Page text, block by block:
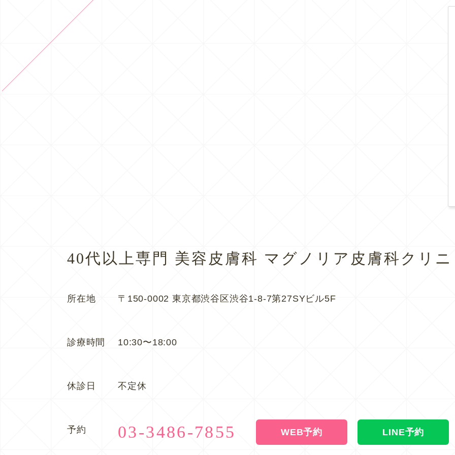
40代以上専門 美容皮膚科 マグノリア皮膚科クリ
所在地 〒150-0002 東京都渋谷区渋谷1-8-7第27SYビル5F
診療時間 10:30〜18:00
休診日 不定休
予約 03-3486-7855 WEB予約 LINE予約